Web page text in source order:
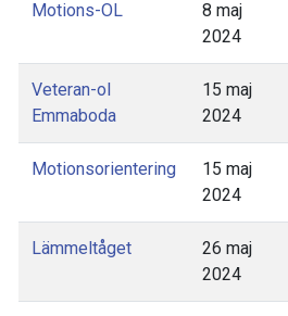
Motions-OL
8 maj
2024
Veteran-ol
Emmaboda
15 maj
2024
Motionsorientering
15 maj
2024
Lämmeltåget
26 maj
2024